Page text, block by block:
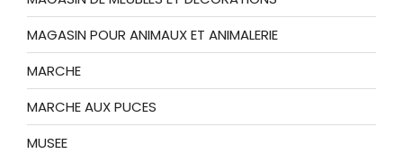
MAGASIN POUR ANIMAUX ET ANIMALERIE
MARCHE
MARCHE AUX PUCES
MUSEE